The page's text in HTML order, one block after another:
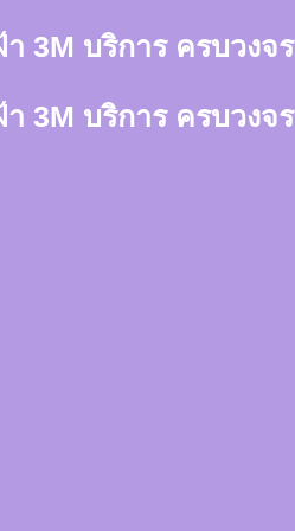
3M บริการ ครบวงจร
3M บริการ ครบวงจร